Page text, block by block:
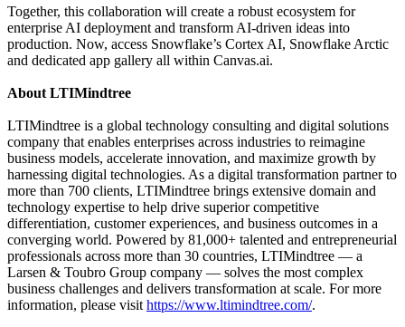
Together, this collaboration will create a robust ecosystem for
enterprise AI deployment and transform AI-driven ideas into
production. Now, access Snowflake’s Cortex AI, Snowflake Arctic
and dedicated app gallery all within Canvas.ai.
About LTIMindtree
LTIMindtree is a global technology consulting and digital solutions
company that enables enterprises across industries to reimagine
business models, accelerate innovation, and maximize growth by
harnessing digital technologies. As a digital transformation partner to
more than 700 clients, LTIMindtree brings extensive domain and
technology expertise to help drive superior competitive
differentiation, customer experiences, and business outcomes in a
converging world. Powered by 81,000+ talented and entrepreneurial
professionals across more than 30 countries, LTIMindtree — a
Larsen & Toubro Group company — solves the most complex
business challenges and delivers transformation at scale. For more
information, please visit https://www.ltimindtree.com/.